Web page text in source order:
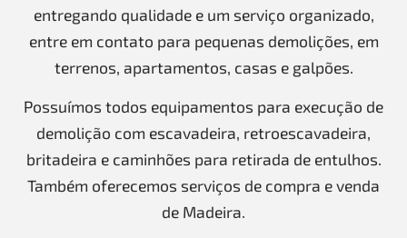
entregando qualidade e um serviço organizado,
entre em contato para pequenas demolições, em
terrenos, apartamentos, casas e galpões.
Possuímos todos equipamentos para execução de
demolição com escavadeira, retroescavadeira,
britadeira e caminhões para retirada de entulhos.
Também oferecemos serviços de compra e venda
de Madeira.